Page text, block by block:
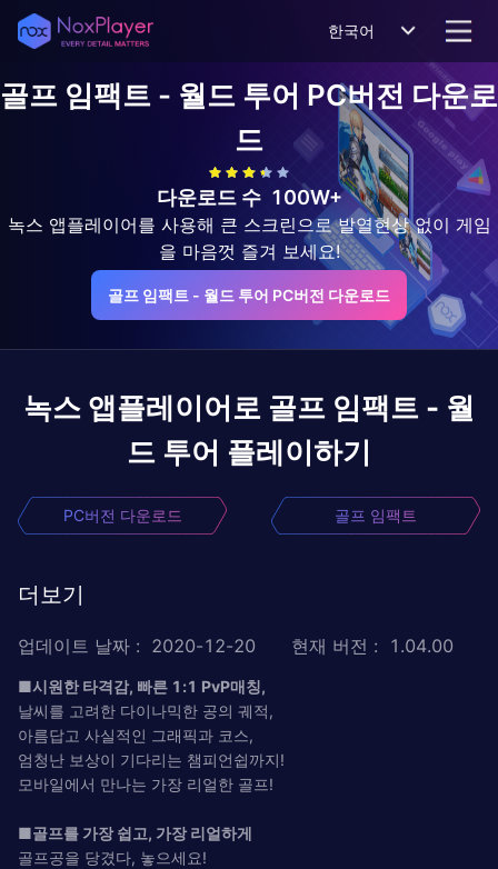
한국어
골프 임팩트 - 월드 투어 PC버전 다운로
드
다운로드 수 100W+
녹스 앱플레이어를 사용해 큰 스크린으로 발열현상 없이 게임
을 마음껏 즐겨 보세요!
골프 임팩트 - 월드 투어 PC버전 다운로드
녹스 앱플레이어로 골프 임팩트 - 월
드 투어 플레이하기
PC버전 다운로드 골프 임팩트
더보기
업데이트 날짜 : 2020-12-20 현재 버전 : 1.04.00
■시원한 타격감, 빠른 1:1 PvP매칭,
날씨를 고려한 다이나믹한 공의 궤적,
아름답고 사실적인 그래픽과 코스,
엄청난 보상이 기다리는 챔피언쉽까지!
모바일에서 만나는 가장 리얼한 골프!
■골프를 가장 쉽고, 가장 리얼하게
골프공을 당겼다, 놓으세요!